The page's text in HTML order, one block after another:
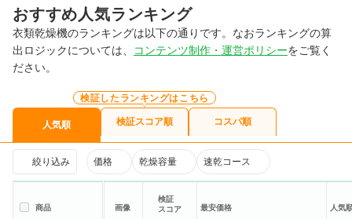
おすすめ人気ランキング
衣類乾燥機のランキングは以下の通りです。なおランキングの算
出ロジックについては、
コンテンツ制作・運営ポリシーをご覧く
ださい。
人気順
検証したランキングはこちら
検証スコア順 コスパ順
絞り込み 価格 乾燥容量 速乾コース
商品 画像
検証
スコア
最安価格 人気